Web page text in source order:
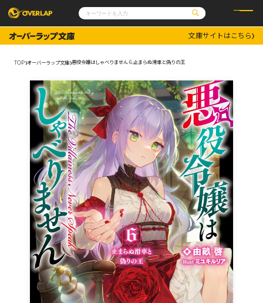
コミックガルド
コミッククリエ
文庫
ノベルス
その他
コミックエッセイ
ポケットモンスター
アニメ
ゲーム
通販・NEWS
OVERLAP STORE
オーバーラップ広報室
企業
会社概要
採用情報
アクセス
オーバーラップホールディングス
お問い合わせはこちら
オーバーラップ文庫
オーバーラップノベルス
オーバーラップノベルスf
ロサージュノベルス
文庫サイトはこちら
TOP オーバーラップ文庫 悪役令嬢はしゃべりません 6.止まらぬ滑車と偽りの王